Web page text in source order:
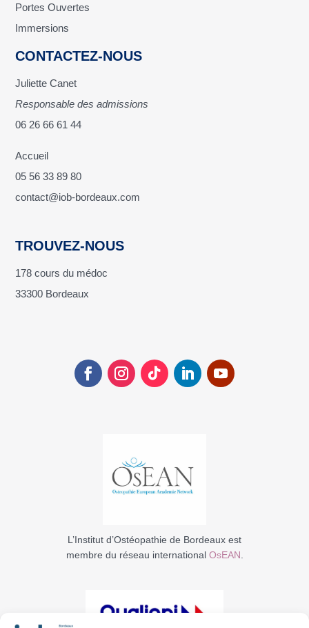
Portes Ouvertes
Immersions
CONTACTEZ-NOUS
Juliette Canet
Responsable des admissions
06 26 66 61 44
Accueil
05 56 33 89 80
contact@iob-bordeaux.com
TROUVEZ-NOUS
178 cours du médoc
33300 Bordeaux
L’Institut d’Ostéopathie de Bordeaux est
membre du réseau international OsEAN